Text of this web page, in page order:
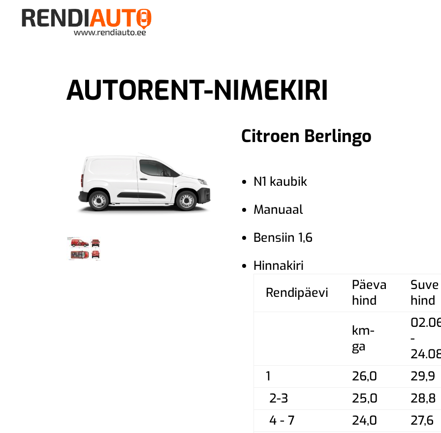
AUTORENT-NIMEKIRI
Citroen Berlingo
N1 kaubik
Manuaal
Bensiin 1,6
Hinnakiri
Rendipäevi
Päeva
hind
Suve
hind
km-
ga
-
1
26,0
29,9
2-3
25,0
28,8
4 - 7
24,0
27,6